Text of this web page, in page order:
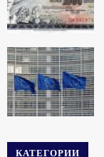
КАТЕГОРИИ